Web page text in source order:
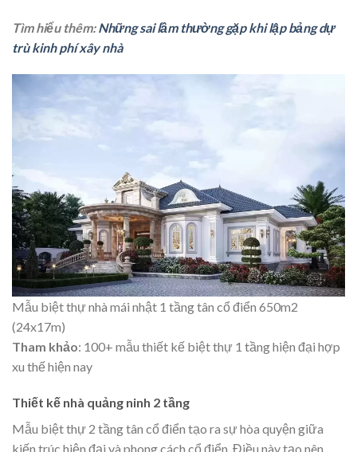
Tìm hiểu thêm:Những sai lầm thường gặp khi lập bảng dự
trù kinh phí xây nhà
Mẫu biệt thự nhà mái nhật 1 tầng tân cổ điển 650m2
(24x17m)
Tham khảo: 100+ mẫu thiết kế biệt thự 1 tầng hiện đại hợp
xu thế hiện nay
Thiết kế nhà quảng ninh 2 tầng
Mẫu biệt thự 2 tầng tân cổ điển tạo ra sự hòa quyện giữa
kiến trúc hiện đại và phong cách cổ điển. Điều này tạo nên